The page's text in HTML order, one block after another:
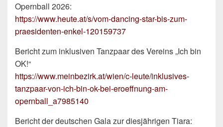
Opernball 2026:
https://www.heute.at/s/vom-dancing-star-bis-zum-
praesidenten-enkel-120159737
Bericht zum inklusiven Tanzpaar des Vereins „Ich bin
OK!“
https://www.meinbezirk.at/wien/c-leute/inklusives-
tanzpaar-von-ich-bin-ok-bei-eroeffnung-am-
opernball_a7985140
Bericht der deutschen Gala zur diesjährigen Tiara: